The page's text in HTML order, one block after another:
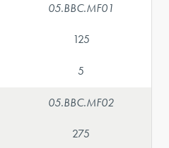
05.BBC.MF01
125
5
05.BBC.MF02
275